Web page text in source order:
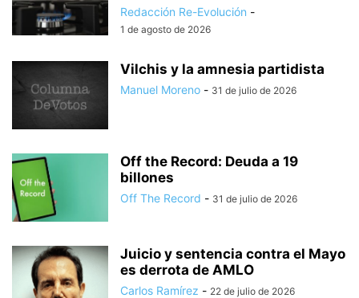
Redacción Re-Evolución -
1 de agosto de 2026
Vilchis y la amnesia partidista
Manuel Moreno - 31 de julio de 2026
Off the Record: Deuda a 19
billones
Off The Record - 31 de julio de 2026
Juicio y sentencia contra el Mayo
es derrota de AMLO
Carlos Ramírez - 22 de julio de 2026